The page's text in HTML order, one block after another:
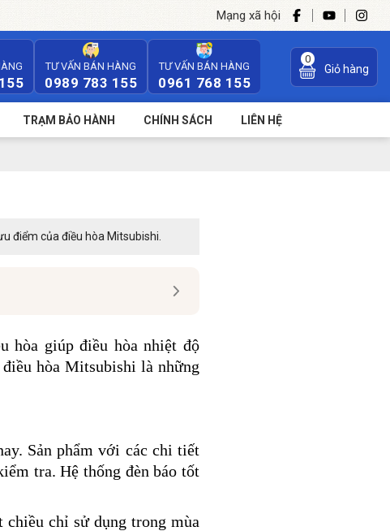
Mạng xã hội
TƯ VẤN BÁN HÀNG
0989 783 155
TƯ VẤN BÁN HÀNG
0961 768 155
0
Giỏ hàng
TRẠM BẢO HÀNH CHÍNH SÁCH LIÊN HỆ
điểm của điều hòa Mitsubishi.
hòa giúp điều hòa nhiệt độ
hòa Mitsubishi là những
Sản phẩm với các chi tiết
tra. Hệ thống đèn báo tốt
chỉ sử dụng trong mùa